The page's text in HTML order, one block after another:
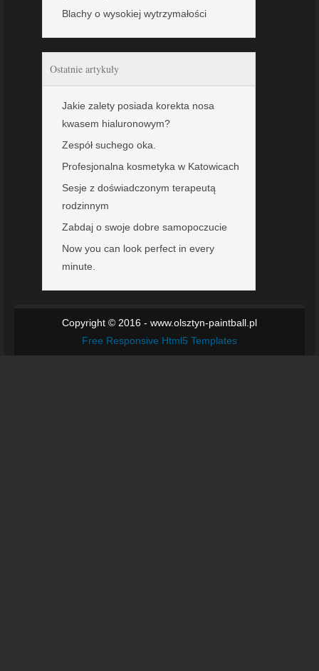
Blachy o wysokiej wytrzymałości
Ostatnie artykuły
Jakie zalety posiada korekta nosa
kwasem hialuronowym?
Zespół suchego oka.
Profesjonalna kosmetyka w Katowicach
Sesje z doświadczonym terapeutą
rodzinnym
Zabdaj o swoje dobre samopoczucie
Now you can look perfect in every
minute.
Copyright © 2016 - www.olsztyn-paintball.pl
Free Responsive Html5 Templates